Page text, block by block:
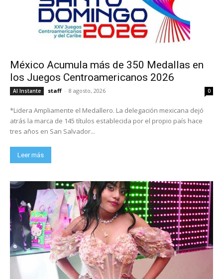
México Acumula más de 350 Medallas en
los Juegos Centroamericanos 2026
Al Instante staff - 8 agosto, 2026 0
*Lidera Ampliamente el Medallero. La delegación mexicana dejó
atrás la marca de 145 títulos establecida por el propio país hace
tres años en San Salvador...
Leer más